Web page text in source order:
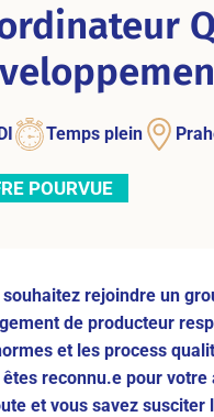
Temps plein
POURVUE
souhaitez rejoindre un
de producteur
et les process
êtes reconnu.e pour
et vous savez susciter